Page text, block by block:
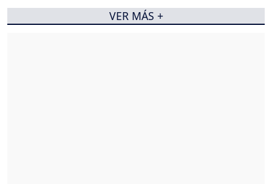
VER MÁS +